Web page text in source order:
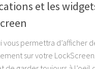
et les
permettra d’afficher
sur votre